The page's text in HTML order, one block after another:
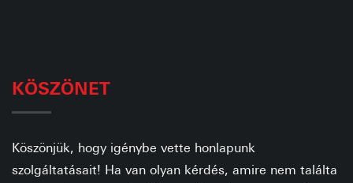
KÖSZÖNET
Köszönjük, hogy igénybe vette honlapunk
szolgáltatásait! Ha van olyan kérdés, amire nem találta